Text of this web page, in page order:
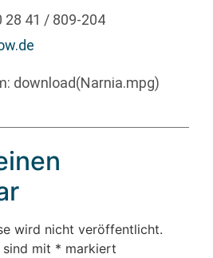
28 41 / 809-204
download(Narnia.mpg)
wird nicht veröffentlicht.
mit * markiert